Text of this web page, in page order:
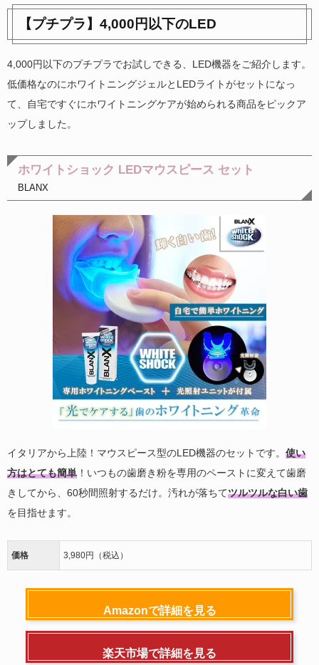
【プチプラ】4,000円以下のLED
4,000円以下のプチプラでお試しできる、LED機器をご紹介します。
低価格なのにホワイトニングジェルとLEDライトがセットになっ
て、自宅ですぐにホワイトニングケアが始められる商品をピックア
ップしました。
ホワイトショック LEDマウスピース セット
BLANX
イタリアから上陸！マウスピース型のLED機器のセットです。 使い
方はとても簡単 ！いつもの歯磨き粉を専用のペーストに変えて歯磨
きしてから、60秒間照射するだけ。汚れが落ちてツルツルな白い歯
を目指せます。
価格 3,980円（税込）
Amazonで詳細を見る
楽天市場で詳細を見る